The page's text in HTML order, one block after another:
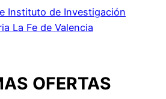
Instituto de Investigación
La Fe de Valencia
OFERTAS